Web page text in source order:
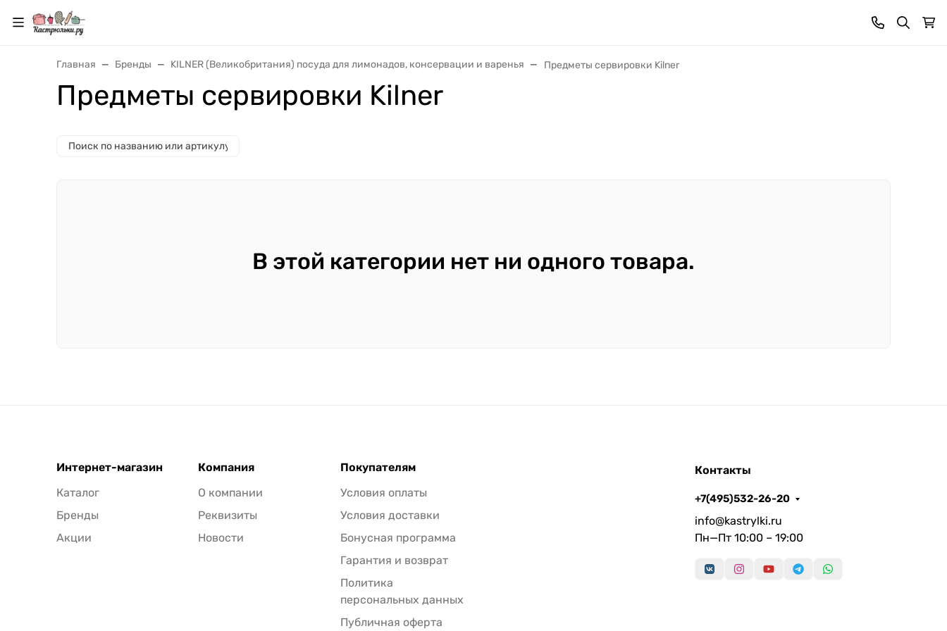
Главная Бренды KILNER (Великобритания) посуда для лимонадов, консервации и варенья Предметы сервировки Kilner
Предметы сервировки Kilner
В этой категории нет ни одного товара.
Интернет-магазин
Каталог
Бренды
Акции
Компания
О компании
Реквизиты
Новости
Покупателям
Условия оплаты
Условия доставки
Бонусная программа
Гарантия и возврат
Политика
персональных данных
Публичная оферта
Контакты
+7(495)532-26-20
info@kastrylki.ru
Пн—Пт 10:00 – 19:00